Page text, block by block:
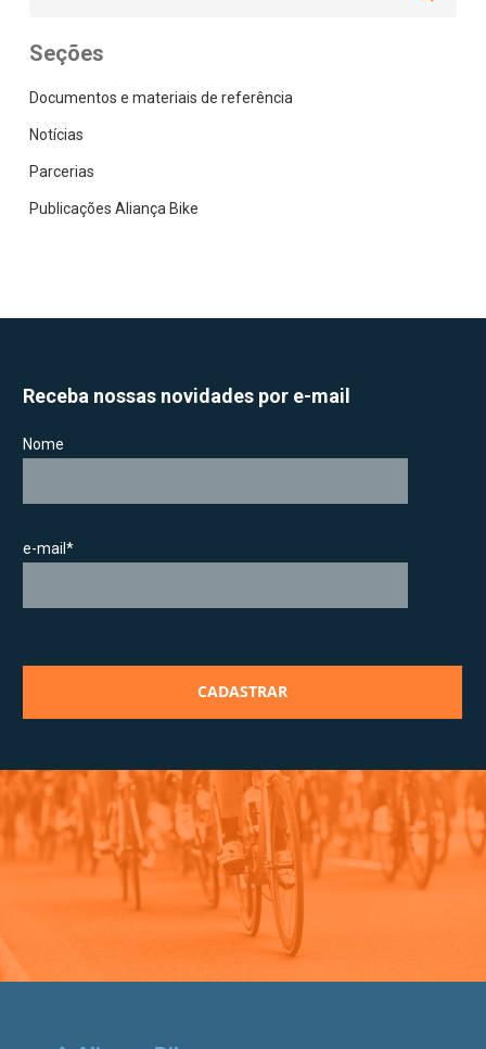
Seções
Documentos e materiais de referência
Notícias
Parcerias
Publicações Aliança Bike
Receba nossas novidades por e-mail
Nome
e-mail*